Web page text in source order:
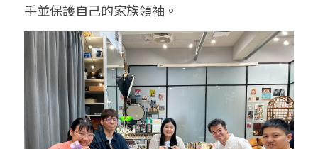
手並保護自己的家族領袖。